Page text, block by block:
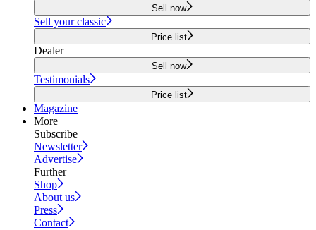
Sell now
Sell your classic
Price list
Dealer
Sell now
Testimonials
Price list
Magazine
More
Subscribe
Newsletter
Advertise
Further
Shop
About us
Press
Contact